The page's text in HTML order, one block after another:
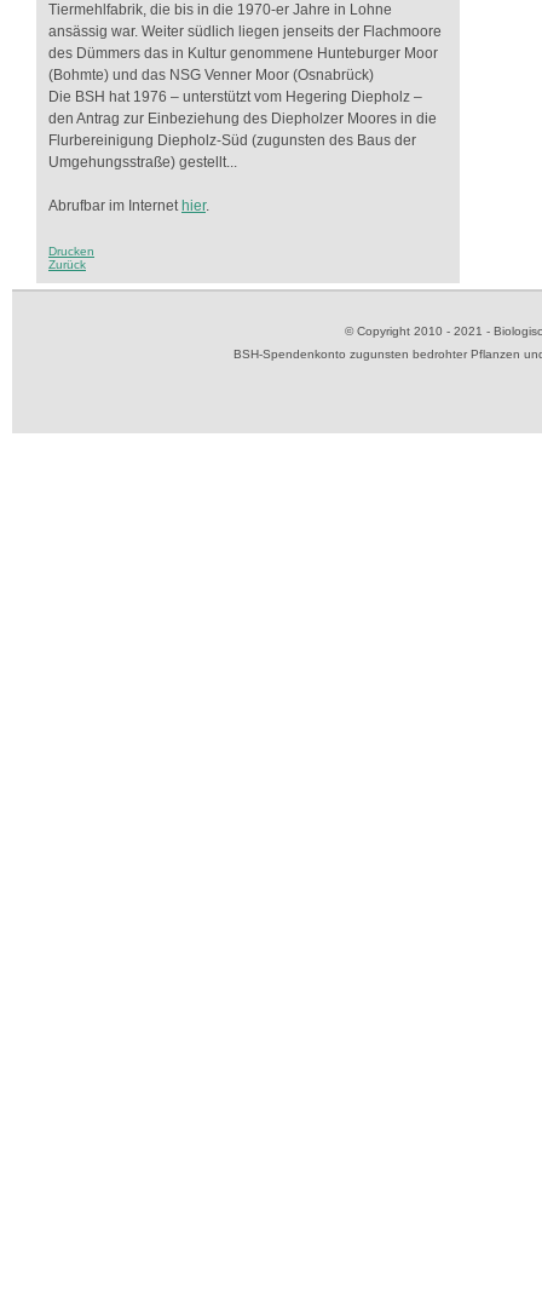
Tiermehlfabrik, die bis in die 1970-er Jahre in Lohne
ansässig war. Weiter südlich liegen jenseits der Flachmoore
des Dümmers das in Kultur genommene Hunteburger Moor
(Bohmte) und das NSG Venner Moor (Osnabrück)
Die BSH hat 1976 – unterstützt vom Hegering Diepholz –
den Antrag zur Einbeziehung des Diepholzer Moores in die
Flurbereinigung Diepholz-Süd (zugunsten des Baus der
Umgehungsstraße) gestellt...
Abrufbar im Internet hier.
Drucken
Zurück
© Copyright 2010 - 2021 -
BSH-Spendenkonto zugunsten bedrohter Pflanzen